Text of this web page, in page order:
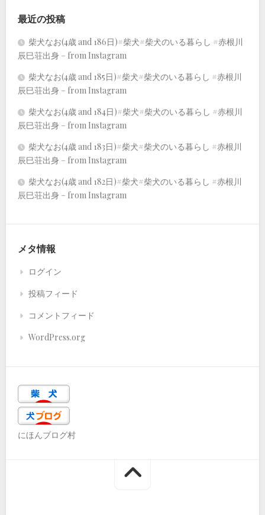
最近の投稿
柴犬なお(4歳 and 186日)#柴犬#柴犬のいる暮らし #赤根川
辰巳荘出身 – from Instagram
柴犬なお(4歳 and 185日)#柴犬#柴犬のいる暮らし #赤根川
辰巳荘出身 – from Instagram
柴犬なお(4歳 and 184日)#柴犬#柴犬のいる暮らし #赤根川
辰巳荘出身 – from Instagram
柴犬なお(4歳 and 183日)#柴犬#柴犬のいる暮らし #赤根川
辰巳荘出身 – from Instagram
柴犬なお(4歳 and 182日)#柴犬#柴犬のいる暮らし #赤根川
辰巳荘出身 – from Instagram
メタ情報
ログイン
投稿フィード
コメントフィード
WordPress.org
にほんブログ村